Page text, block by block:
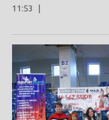
11:53 |